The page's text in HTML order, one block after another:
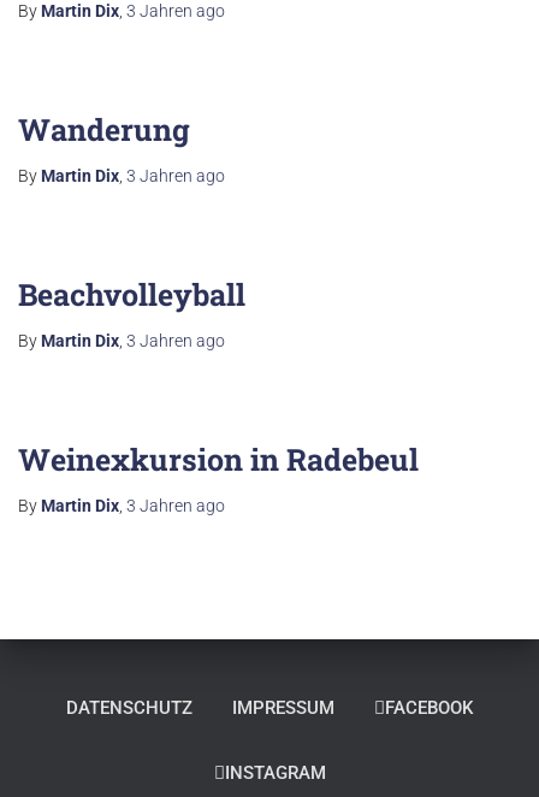
By Martin Dix 3 Jahren ago
Wanderung
By Martin Dix 3 Jahren ago
Beachvolleyball
By Martin Dix 3 Jahren ago
Weinexkursion in Radebeul
By Martin Dix 3 Jahren ago
DATENSCHUTZ IMPRESSUM FACEBOOK
INSTAGRAM